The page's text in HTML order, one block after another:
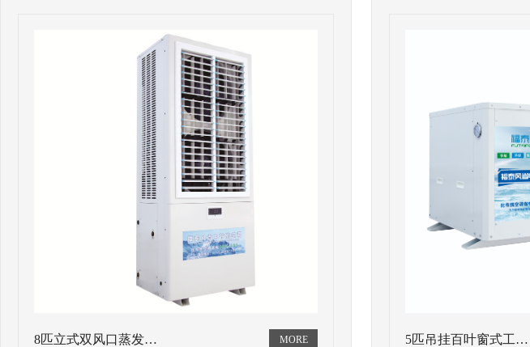
8匹立式双风口蒸发… 5匹吊挂百叶窗式工…